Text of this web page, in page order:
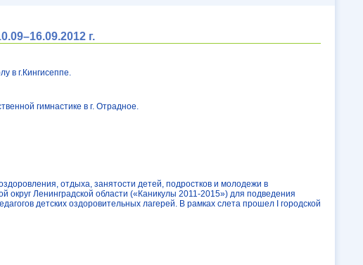
г.
в г.Кингисеппе.
гимнастике в г. Отрадное.
отдыха, занятости детей, подростков и молодежи в
округ Ленинградской области («Каникулы 2011-2015») для подведения
детских оздоровительных лагерей. В рамках слета прошел I городской